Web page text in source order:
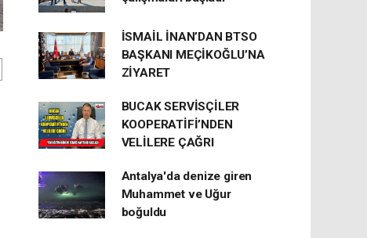
İSMAİL İNAN’DAN BTSO
BAŞKANI MEÇİKOĞLU’NA
ZİYARET
BUCAK SERVİSÇİLER
KOOPERATİFİ’NDEN
VELİLERE ÇAĞRI
Antalya'da denize giren
Muhammet ve Uğur
boğuldu